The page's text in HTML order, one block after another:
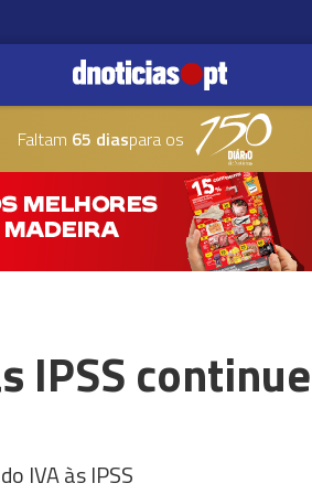
Faltam 65 diaspara os
IPSS
IVA às IPSS